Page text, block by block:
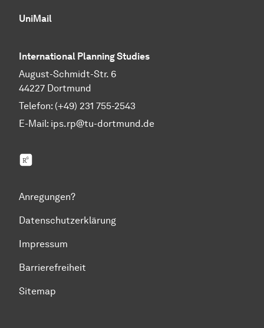
UniMail
International Planning Studies
August-Schmidt-Str. 6
44227 Dortmund
Telefon: (+49) 231 755-2543
E-Mail: ips.rp@tu-dortmund.de
Anregungen?
Datenschutzerklärung
Impressum
Barrierefreiheit
Sitemap